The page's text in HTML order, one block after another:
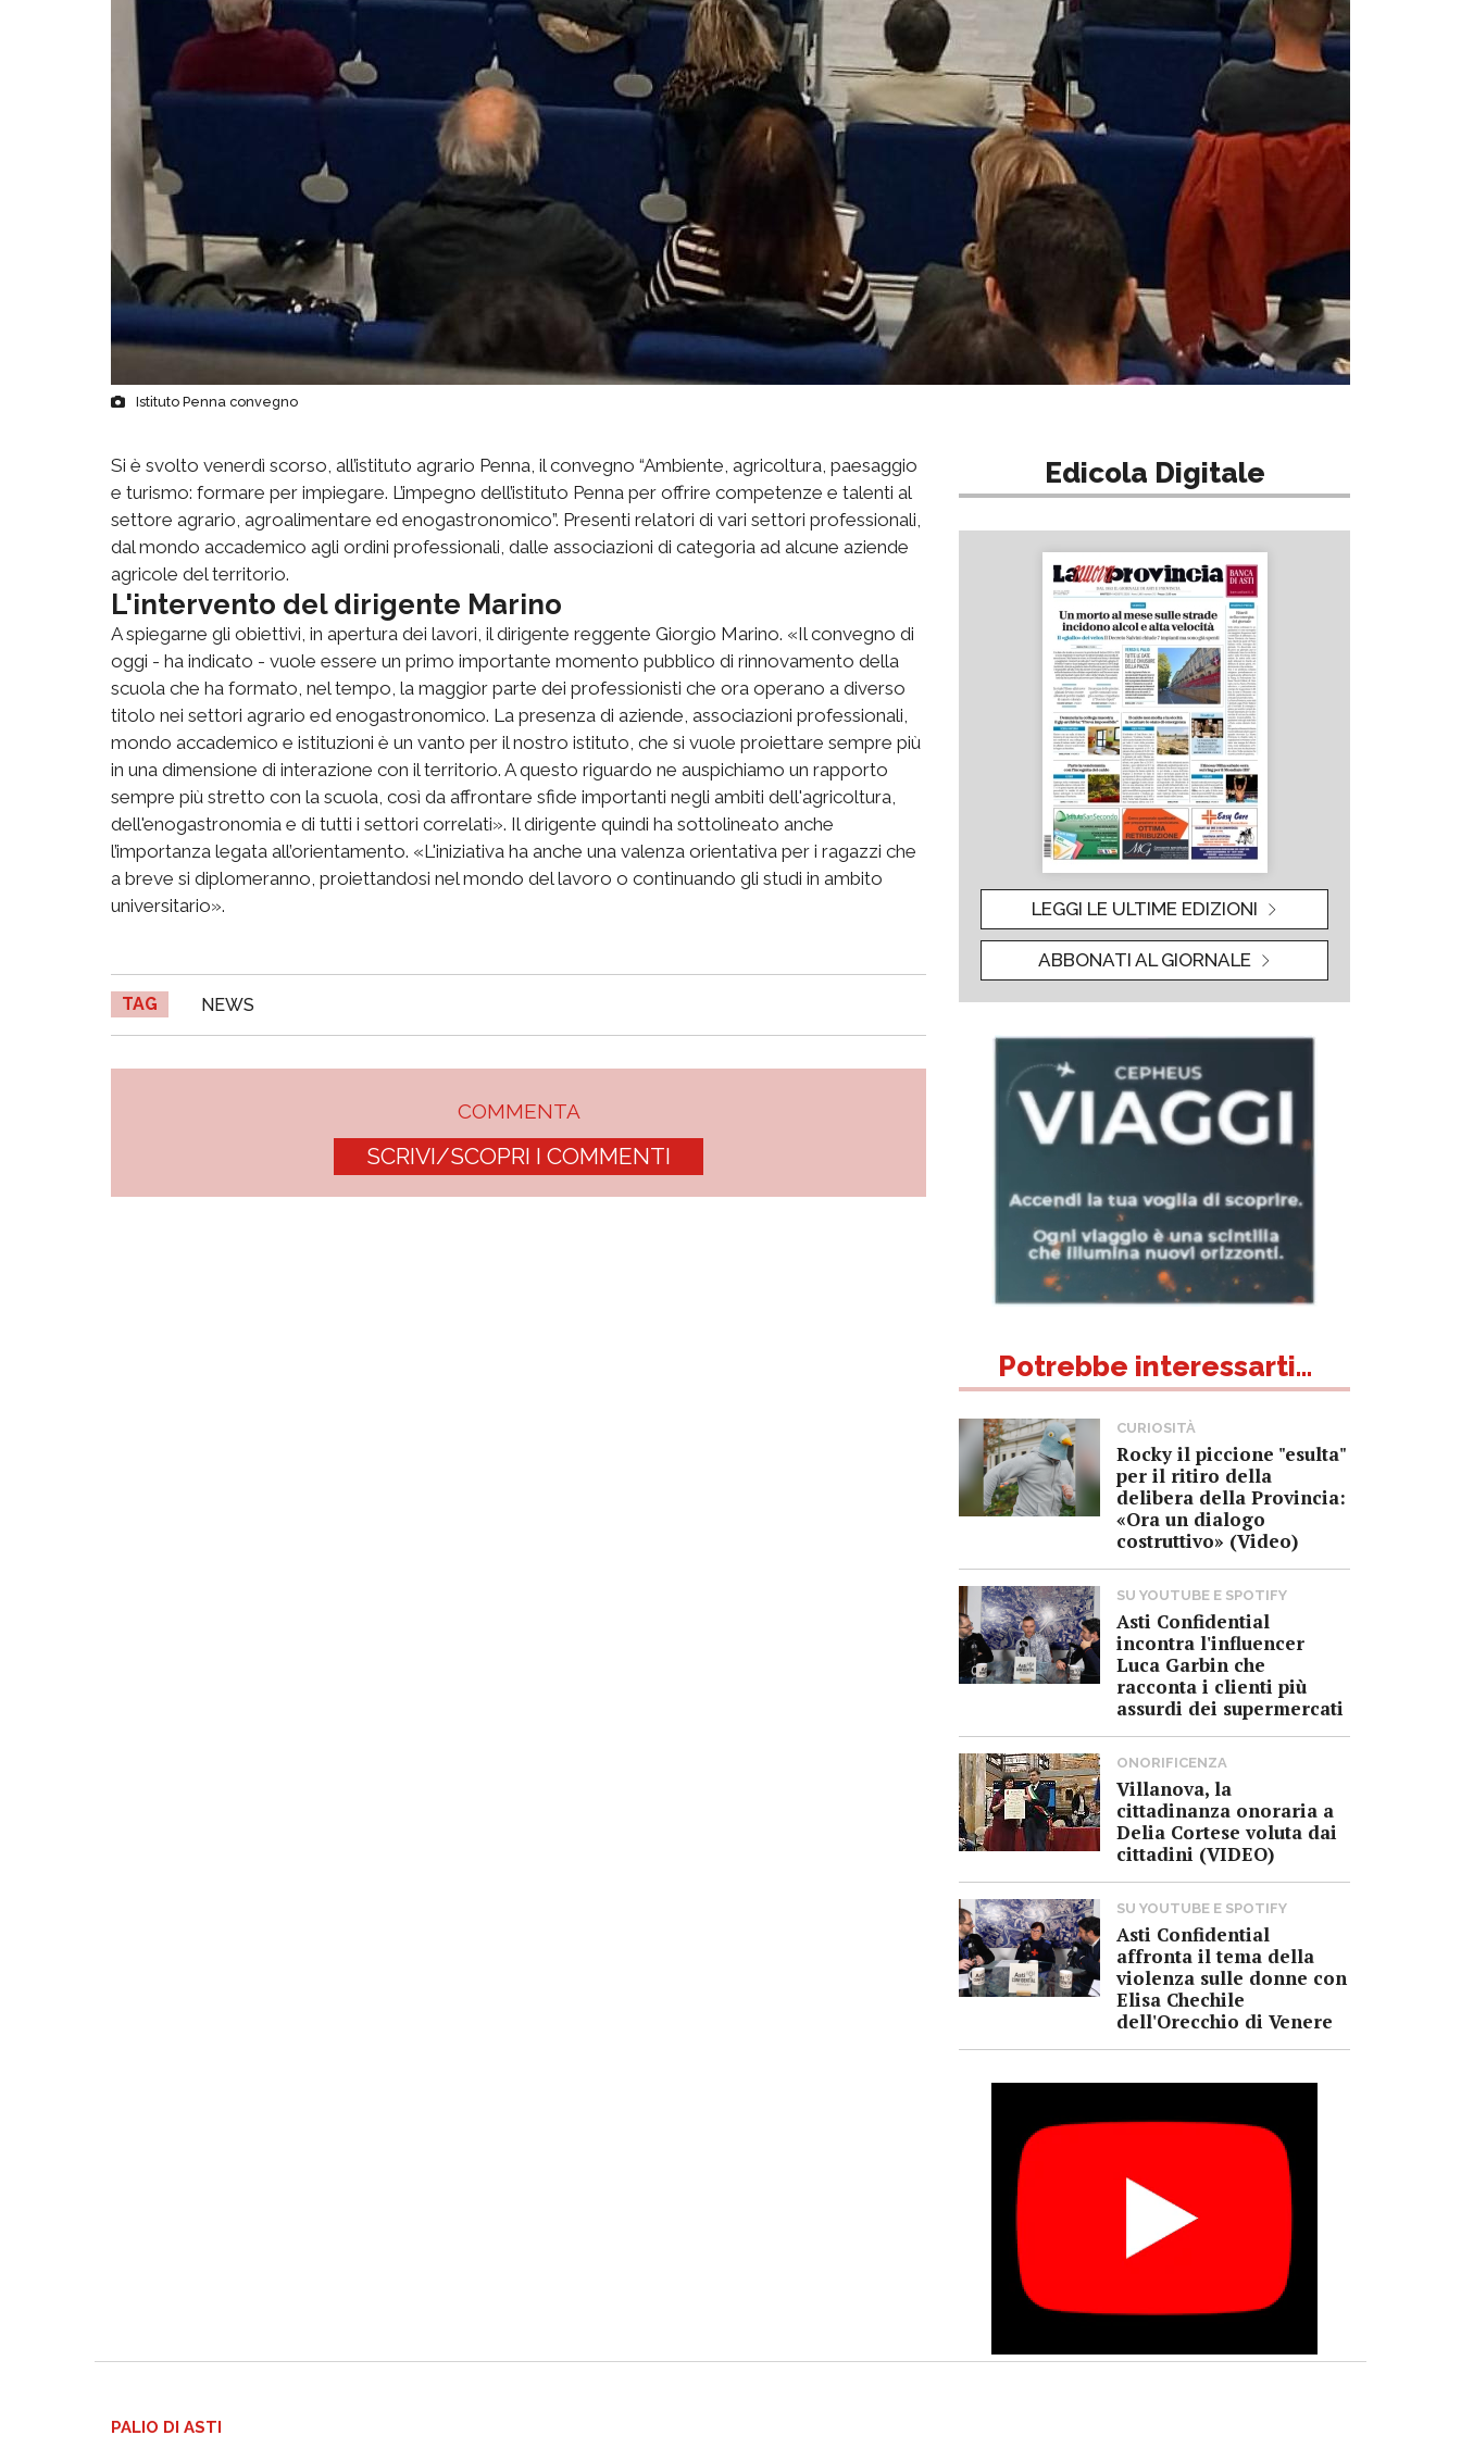
Istituto Penna convegno
Si è svolto venerdì scorso, all’istituto agrario Penna, il convegno “Ambiente, agricoltura, paesaggio
e turismo: formare per impiegare. L’impegno dell’istituto Penna per offrire competenze e talenti al
settore agrario, agroalimentare ed enogastronomico”. Presenti relatori di vari settori professionali,
dal mondo accademico agli ordini professionali, dalle associazioni di categoria ad alcune aziende
agricole del territorio.
L'intervento del dirigente Marino
A spiegarne gli obiettivi, in apertura dei lavori, il dirigente reggente Giorgio Marino. «Il convegno di
oggi - ha indicato - vuole essere un primo importante momento pubblico di rinnovamento della
scuola che ha formato, nel tempo, la maggior parte dei professionisti che ora operano a diverso
titolo nei settori agrario ed enogastronomico. La presenza di aziende, associazioni professionali,
mondo accademico e istituzioni è un vanto per il nostro istituto, che si vuole proiettare sempre più
in una dimensione di interazione con il territorio. A questo riguardo ne auspichiamo un rapporto
sempre più stretto con la scuola, così da affrontare sfide importanti negli ambiti dell'agricoltura,
dell'enogastronomia e di tutti i settori correlati». Il dirigente quindi ha sottolineato anche
l’importanza legata all’orientamento. «L'iniziativa ha anche una valenza orientativa per i ragazzi che
a breve si diplomeranno, proiettandosi nel mondo del lavoro o continuando gli studi in ambito
universitario».
TAG NEWS
COMMENTA
SCRIVI/SCOPRI I COMMENTI
Edicola Digitale
LEGGI LE ULTIME EDIZIONI
ABBONATI AL GIORNALE
Potrebbe interessarti...
CURIOSITÀ
Rocky il piccione "esulta"
per il ritiro della
delibera della Provincia:
«Ora un dialogo
costruttivo» (Video)
SU YOUTUBE E SPOTIFY
Asti Confidential
incontra l'influencer
Luca Garbin che
racconta i clienti più
assurdi dei supermercati
ONORIFICENZA
Villanova, la
cittadinanza onoraria a
Delia Cortese voluta dai
cittadini (VIDEO)
SU YOUTUBE E SPOTIFY
Asti Confidential
affronta il tema della
violenza sulle donne con
Elisa Chechile
dell'Orecchio di Venere
PALIO DI ASTI